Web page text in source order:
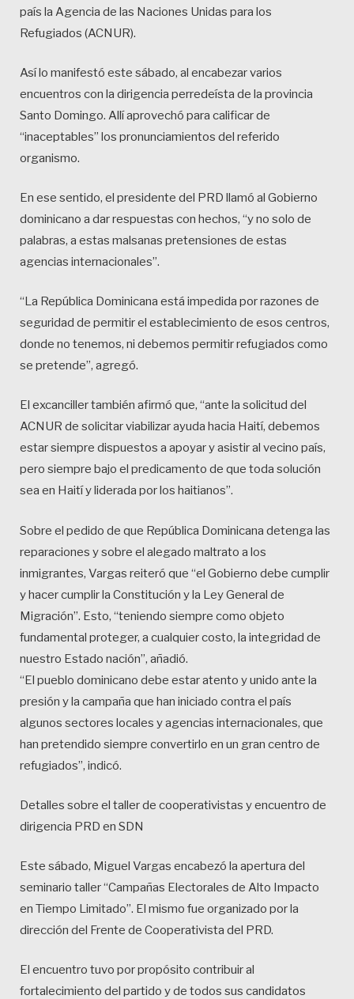
país la Agencia de las Naciones Unidas para los
Refugiados (ACNUR).
Así lo manifestó este sábado, al encabezar varios
encuentros con la dirigencia perredeísta de la provincia
Santo Domingo. Allí aprovechó para calificar de
“inaceptables” los pronunciamientos del referido
organismo.
En ese sentido, el presidente del PRD llamó al Gobierno
dominicano a dar respuestas con hechos, “y no solo de
palabras, a estas malsanas pretensiones de estas
agencias internacionales”.
“La República Dominicana está impedida por razones de
seguridad de permitir el establecimiento de esos centros,
donde no tenemos, ni debemos permitir refugiados como
se pretende”, agregó.
El excanciller también afirmó que, “ante la solicitud del
ACNUR de solicitar viabilizar ayuda hacia Haití, debemos
estar siempre dispuestos a apoyar y asistir al vecino país,
pero siempre bajo el predicamento de que toda solución
sea en Haití y liderada por los haitianos”.
Sobre el pedido de que República Dominicana detenga las
reparaciones y sobre el alegado maltrato a los
inmigrantes, Vargas reiteró que “el Gobierno debe cumplir
y hacer cumplir la Constitución y la Ley General de
Migración”. Esto, “teniendo siempre como objeto
fundamental proteger, a cualquier costo, la integridad de
nuestro Estado nación”, añadió.
“El pueblo dominicano debe estar atento y unido ante la
presión y la campaña que han iniciado contra el país
algunos sectores locales y agencias internacionales, que
han pretendido siempre convertirlo en un gran centro de
refugiados”, indicó.
Detalles sobre el taller de cooperativistas y encuentro de
dirigencia PRD en SDN
Este sábado, Miguel Vargas encabezó la apertura del
seminario taller “Campañas Electorales de Alto Impacto
en Tiempo Limitado”. El mismo fue organizado por la
dirección del Frente de Cooperativista del PRD.
El encuentro tuvo por propósito contribuir al
fortalecimiento del partido y de todos sus candidatos